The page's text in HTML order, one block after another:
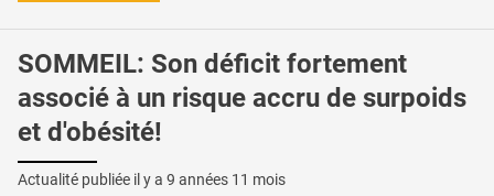
SOMMEIL: Son déficit fortement
associé à un risque accru de surpoids
et d'obésité!
Actualité publiée il y a 9 années 11 mois